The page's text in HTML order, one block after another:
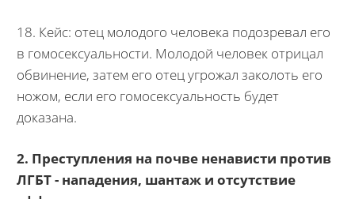
18. Кейс: отец молодого человека подозревал его
в гомосексуальности. Молодой человек отрицал
обвинение, затем его отец угрожал заколоть его
ножом, если его гомосексуальность будет
доказана.
2. Преступления на почве ненависти против
ЛГБТ - нападения, шантаж и отсутствие